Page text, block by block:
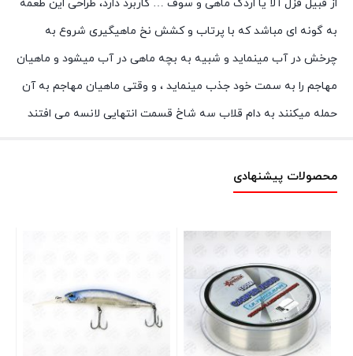
از قبیل قزل آلا یا اردک ماهی و سوف … کاربرد دارد، طراحی این طعمه
به گونه ای مباشد که با پرتاب و کشش نخ ماهیگیری شروع به
چرخش در آب مینماید و شبیه به بچه ماهی در آب میشود و ماهیان
مهاجم را به سمت خود جذب مینماید ، و وقتی ماهیان مهاجم به آن
حمله میکنند به دام قلاب سه شاخ قسمت انتهایی لانسه می افتند
محصولات پیشنهادی